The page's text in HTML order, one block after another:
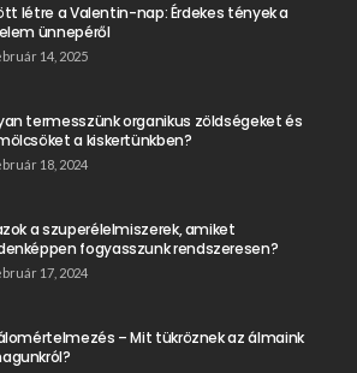
létre a Valentin-nap: Érdekes tények a
ünnepéről
14, 2025
termesszünk organikus zöldségeket és
a kiskertünkben?
18, 2024
a szuperélelmiszerek, amiket
fogyasszunk rendszeresen?
17, 2024
– Mit tükröznek az álmaink